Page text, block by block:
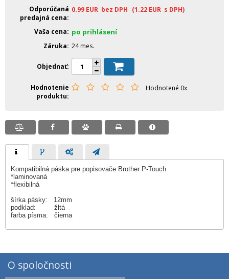
Odporúčaná
predajná cena
0.99 EUR bez DPH (1.22 EUR s DPH)
Vaša cena po prihlásení
Záruka 24 mes.
Objednať
Hodnotenie
produktu
Hodnotené 0x
Kompatibilná páska pre popisovače Brother P-Touch
*laminovaná
*flexibilná
šírka pásky: 12mm
podklad: žltá
farba písma: čierna
O spoločnosti